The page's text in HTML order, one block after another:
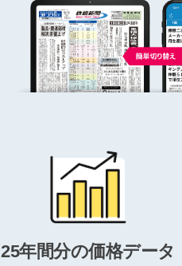
25年間分の価格データ